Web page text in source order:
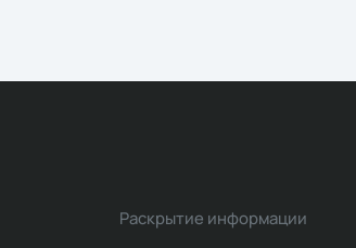
Раскрытие информации